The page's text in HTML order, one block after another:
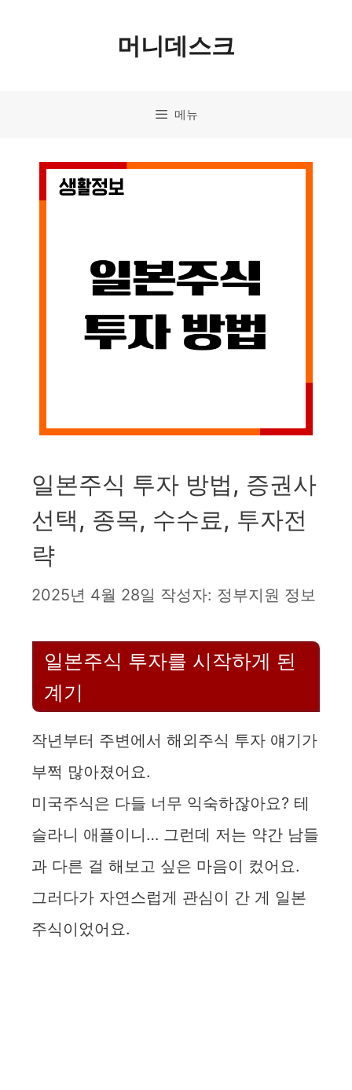
머니데스크
메뉴
일본주식 투자 방법, 증권사
선택, 종목, 수수료, 투자전
략
2025년 4월 28일 작성자: 정부지원 정보
일본주식 투자를 시작하게 된
계기
작년부터 주변에서 해외주식 투자 얘기가
부쩍 많아졌어요.
미국주식은 다들 너무 익숙하잖아요? 테
슬라니 애플이니… 그런데 저는 약간 남들
과 다른 걸 해보고 싶은 마음이 컸어요.
그러다가 자연스럽게 관심이 간 게 일본
주식이었어요.